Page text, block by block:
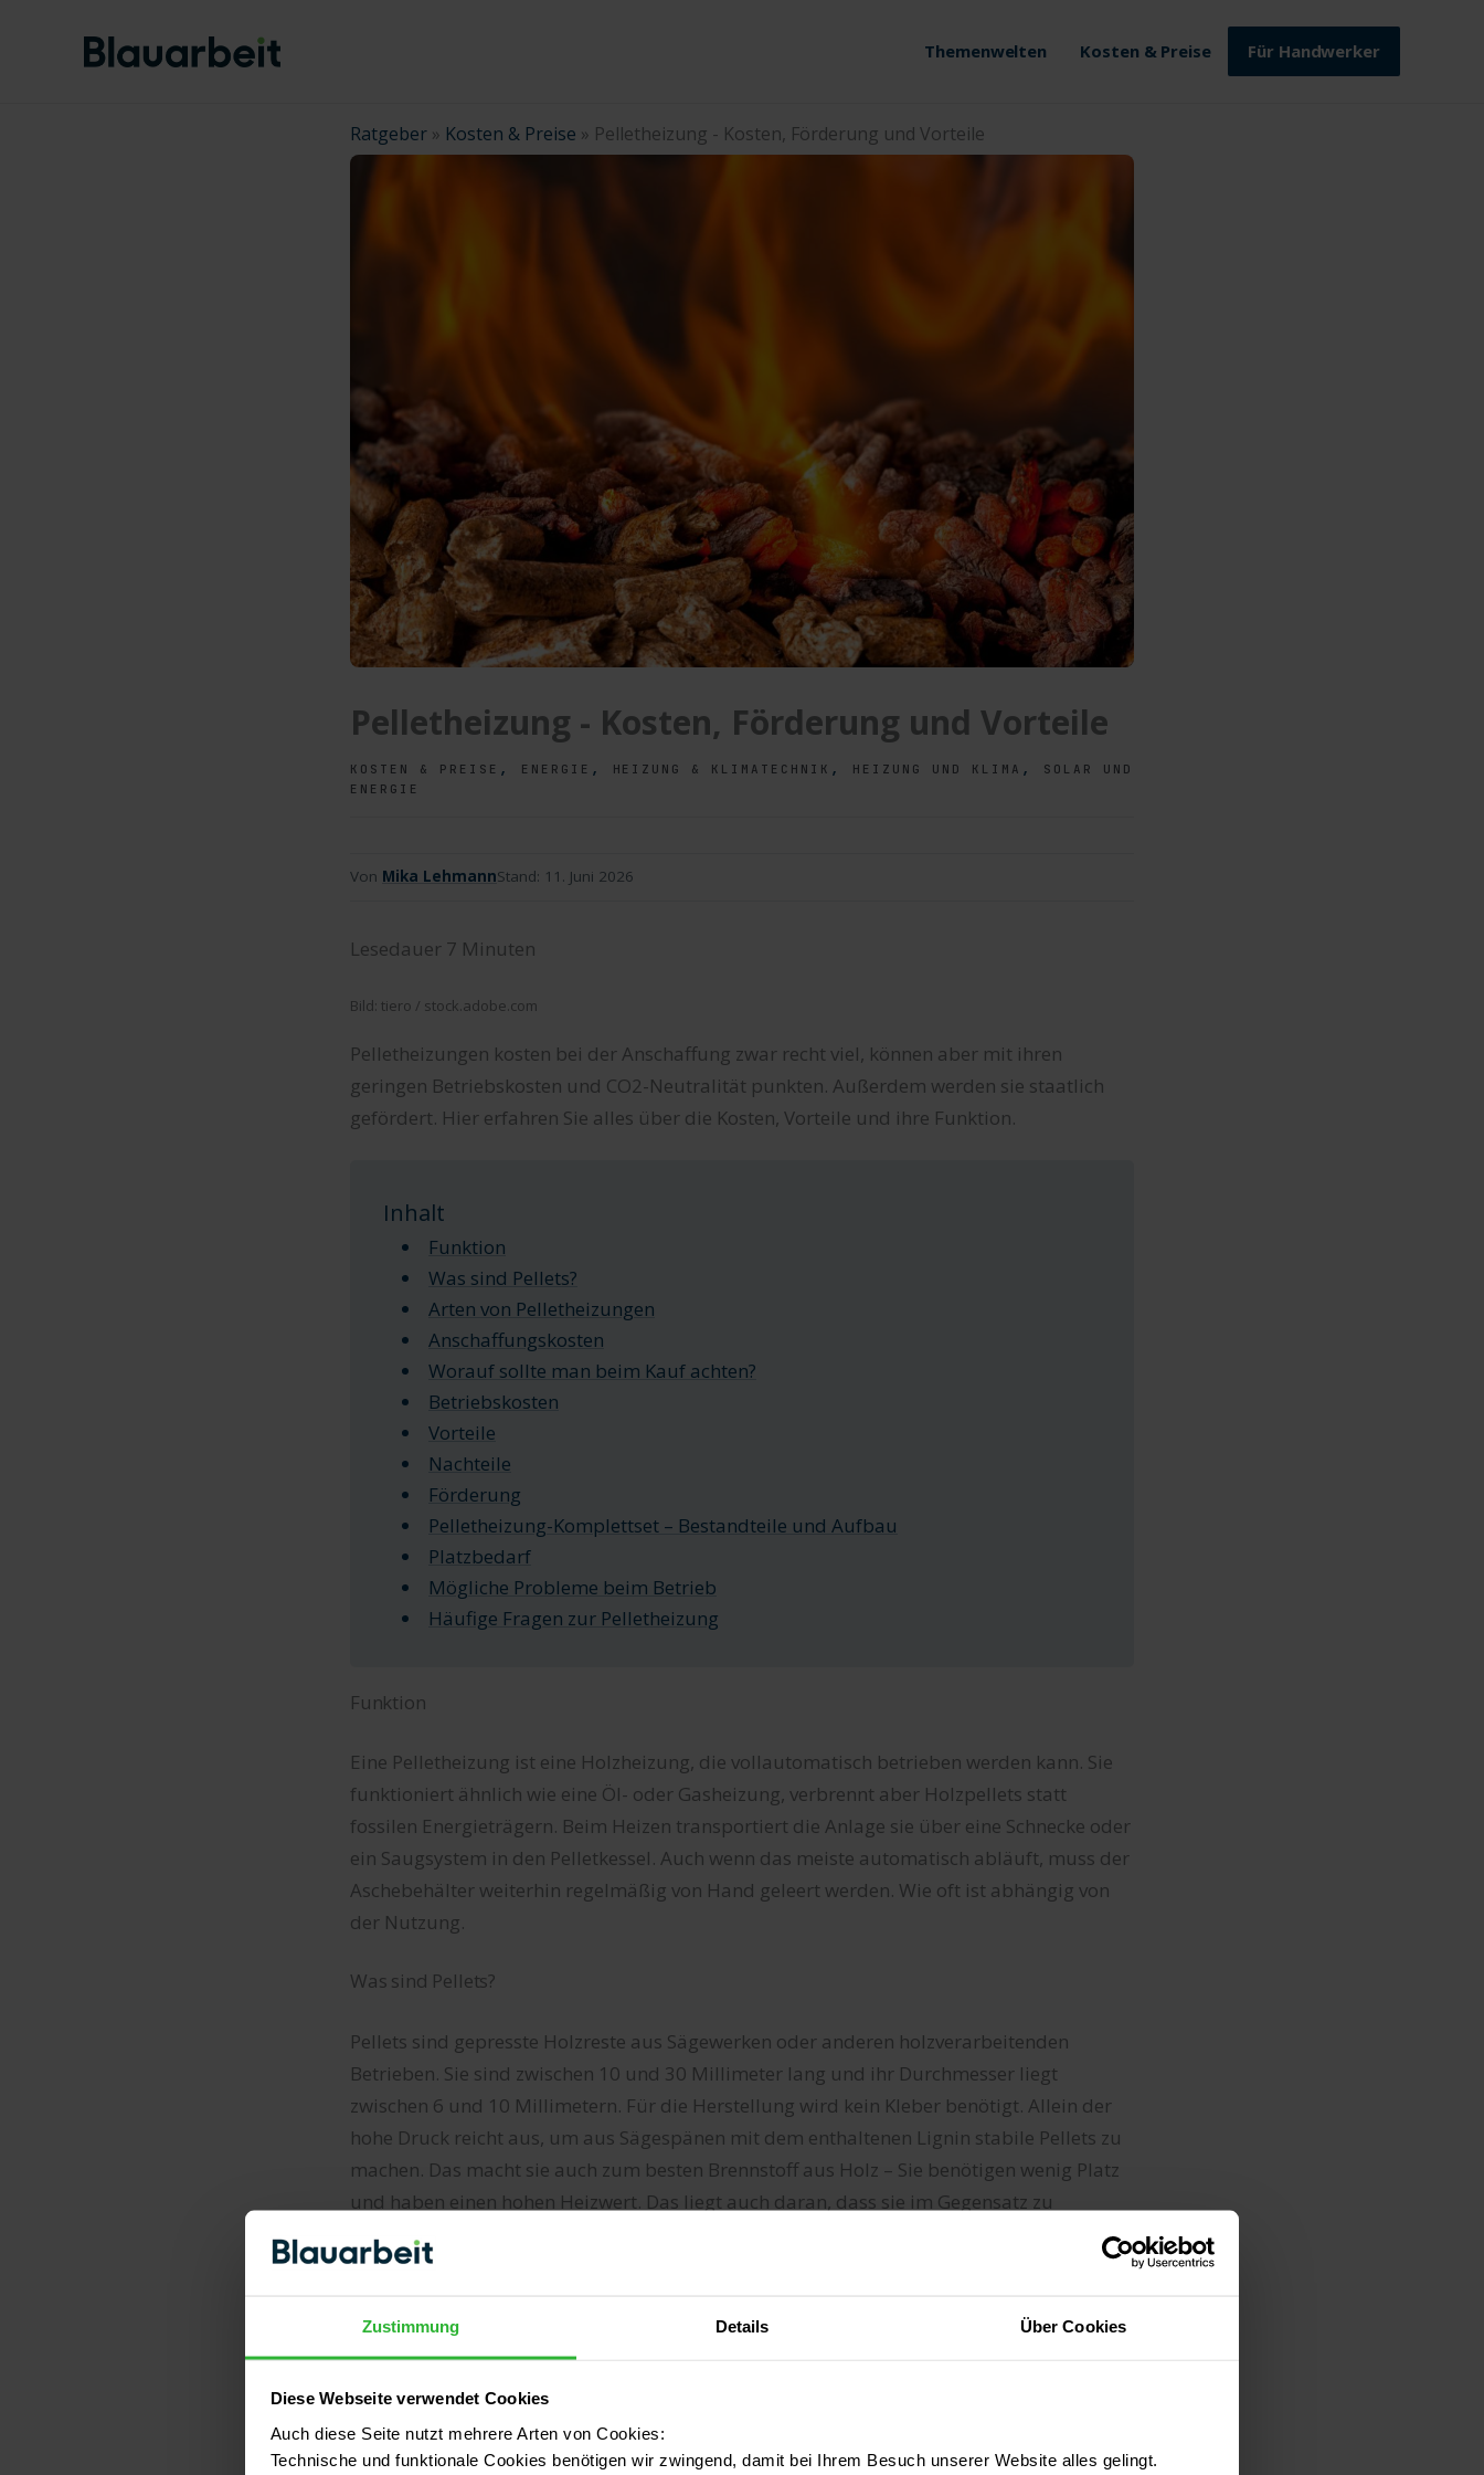
Zustimmung Details Über Cookies
Diese Webseite verwendet Cookies
Auch diese Seite nutzt mehrere Arten von Cookies:
Technische und funktionale Cookies benötigen wir zwingend, damit bei Ihrem Besuch unserer Website alles gelingt.
Themenwelten Kosten & Preise Für Handwerker
Ratgeber » Kosten & Preise » Pelletheizung - Kosten, Förderung und Vorteile
Pelletheizung - Kosten, Förderung und Vorteile
KOSTEN & PREISE , ENERGIE , HEIZUNG & KLIMATECHNIK , HEIZUNG UND KLIMA ,
SOLAR UND
ENERGIE
Von Mika LehmannStand: 11. Juni 2026
Lesedauer 7 Minuten
Bild: tiero / stock.adobe.com
Pelletheizungen kosten bei der Anschaffung zwar recht viel, können aber mit ihren
geringen Betriebskosten und CO2-Neutralität punkten. Außerdem werden sie staatlich
gefördert. Hier erfahren Sie alles über die Kosten, Vorteile und ihre Funktion.
Inhalt
Funktion
Was sind Pellets?
Arten von Pelletheizungen
Anschaffungskosten
Worauf sollte man beim Kauf achten?
Betriebskosten
Vorteile
Nachteile
Förderung
Pelletheizung-Komplettset – Bestandteile und Aufbau
Platzbedarf
Mögliche Probleme beim Betrieb
Häufige Fragen zur Pelletheizung
Funktion
Eine Pelletheizung ist eine Holzheizung, die vollautomatisch betrieben werden kann. Sie
funktioniert ähnlich wie eine Öl- oder Gasheizung, verbrennt aber Holzpellets statt
fossilen Energieträgern. Beim Heizen transportiert die Anlage sie über eine Schnecke oder
ein Saugsystem in den Pelletkessel. Auch wenn das meiste automatisch abläuft, muss der
Aschebehälter weiterhin regelmäßig von Hand geleert werden. Wie oft ist abhängig von
der Nutzung.
Was sind Pellets?
Pellets sind gepresste Holzreste aus Sägewerken oder anderen holzverarbeitenden
Betrieben. Sie sind zwischen 10 und 30 Millimeter lang und ihr Durchmesser liegt
zwischen 6 und 10 Millimetern. Für die Herstellung wird kein Kleber benötigt. Allein der
hohe Druck reicht aus, um aus Sägespänen mit dem enthaltenen Lignin stabile Pellets zu
machen. Das macht sie auch zum besten Brennstoff aus Holz – Sie benötigen wenig Platz
und haben einen hohen Heizwert. Das liegt auch daran, dass sie im Gegensatz zu
Scheitholz sehr trocken sind und keine Rinde mehr haben. Da bei der Holzverarbeitung
sowieso Holzreste entstehen, gehören Pelletheizungen zu den eher nachhaltigen
Arten von Pelletheizungen
Pelletkessel, der meistens im Keller steht. Dieser beheizt Wasser und versorgt alle